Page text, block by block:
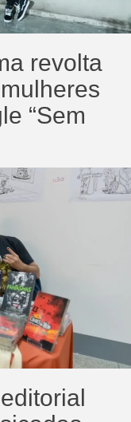
revolta
“Sem